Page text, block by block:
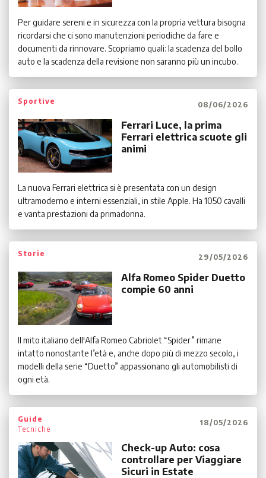
Per guidare sereni e in sicurezza con la propria vettura bisogna
ricordarsi che ci sono manutenzioni periodiche da fare e
documenti da rinnovare. Scopriamo quali: la scadenza del bollo
auto e la scadenza della revisione non saranno più un incubo.
Sportive 08/06/2026
Ferrari Luce, la prima
Ferrari elettrica scuote gli
animi
La nuova Ferrari elettrica si è presentata con un design
ultramoderno e interni essenziali, in stile Apple. Ha 1050 cavalli
e vanta prestazioni da primadonna.
Storie 29/05/2026
Alfa Romeo Spider Duetto
compie 60 anni
Il mito italiano dell'Alfa Romeo Cabriolet “Spider” rimane
intatto nonostante l’età e, anche dopo più di mezzo secolo, i
modelli della serie “Duetto” appassionano gli automobilisti di
ogni età.
Guide
Tecniche
18/05/2026
Check-up Auto: cosa
controllare per Viaggiare
Sicuri in Estate